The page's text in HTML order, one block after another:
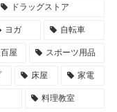
ドラッグストア
ヨガ 自転車
屋 スポーツ用品
床屋 家電
料理教室